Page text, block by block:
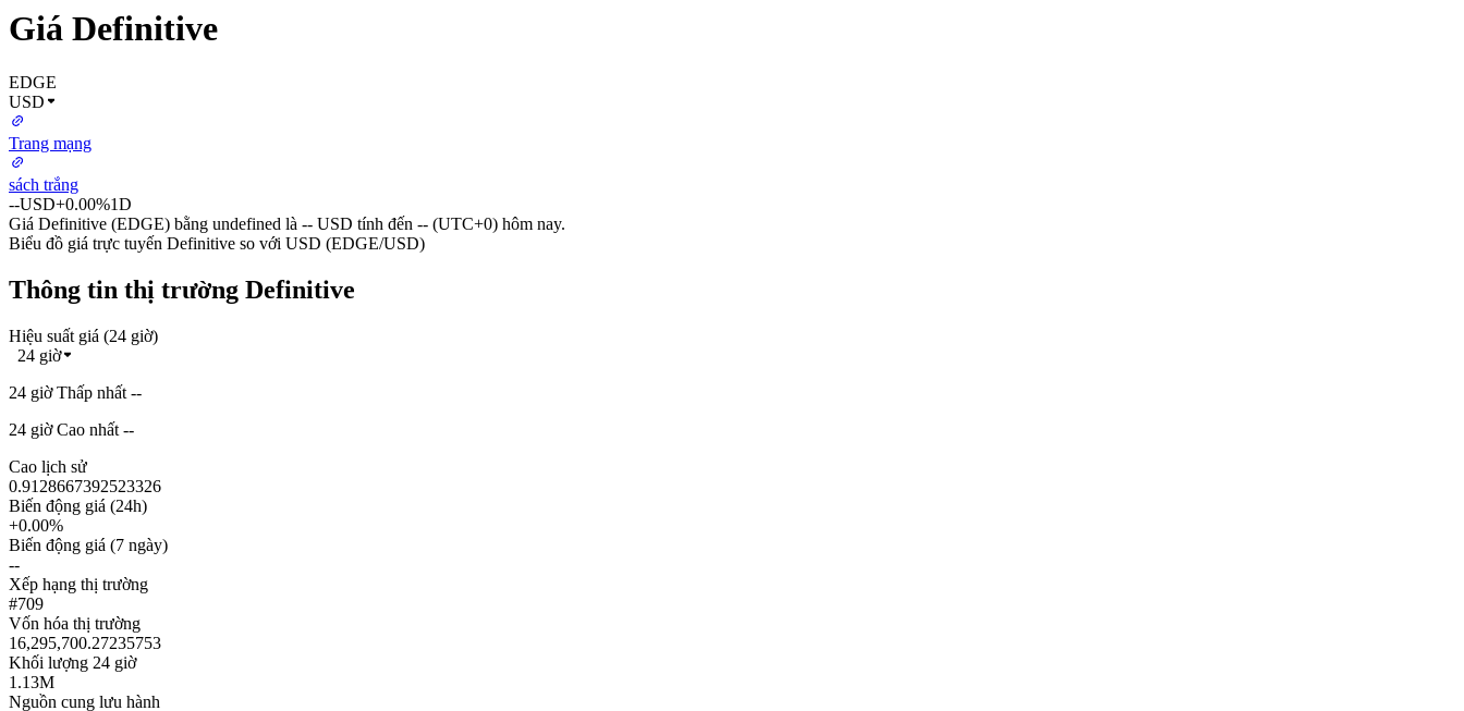
Giá Definitive
EDGE
USD
Trang mạng
sách trắng
--USD+0.00%1D
Giá Definitive (EDGE) bằng undefined là -- USD tính đến -- (UTC+0) hôm nay.
Biểu đồ giá trực tuyến Definitive so với USD (EDGE/USD)
Thông tin thị trường Definitive
Hiệu suất giá (24 giờ)
24 giờ
24 giờ Thấp nhất --
24 giờ Cao nhất --
Cao lịch sử
0.9128667392523326
Biến động giá (24h)
+0.00%
Biến động giá (7 ngày)
--
Xếp hạng thị trường
#709
Vốn hóa thị trường
16,295,700.27235753
Khối lượng 24 giờ
1.13M
Nguồn cung lưu hành